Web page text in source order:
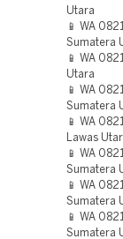
Utara
📱 WA
Sumatera
📱 WA
Utara
📱 WA
Sumatera
📱 WA
Lawas
📱 WA
Sumatera
📱 WA
Sumatera
📱 WA
Sumatera